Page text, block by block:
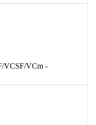
VCSF/VCm -